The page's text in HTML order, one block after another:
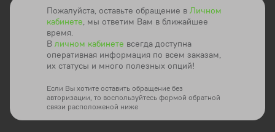
Пожалуйста, оставьте обращение в Личном
кабинете, мы ответим Вам в ближайшее
время.
В личном кабинете всегда доступна
оперативная информация по всем заказам,
их статусы и много полезных опций!
Если Вы хотите оставить обращение без
авторизации, то воспользуйтесь формой обратной
связи расположеной ниже